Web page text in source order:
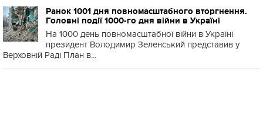
Ранок 1001 дня повномасштабного вторгнення.
Головні події 1000-го дня війни в Україні
На 1000 день повномасштабної війни в Україні
президент Володимир Зеленський представив у
Верховній Раді План в...